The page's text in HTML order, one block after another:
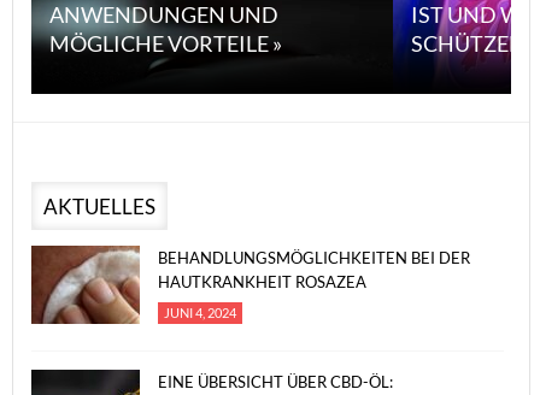
ANWENDUNGEN UND
MÖGLICHE VORTEILE »
IST UND
SCHÜTZEN
AKTUELLES
BEHANDLUNGSMÖGLICHKEITEN BEI DER
HAUTKRANKHEIT ROSAZEA
JUNI 4, 2024
EINE ÜBERSICHT ÜBER CBD-ÖL: